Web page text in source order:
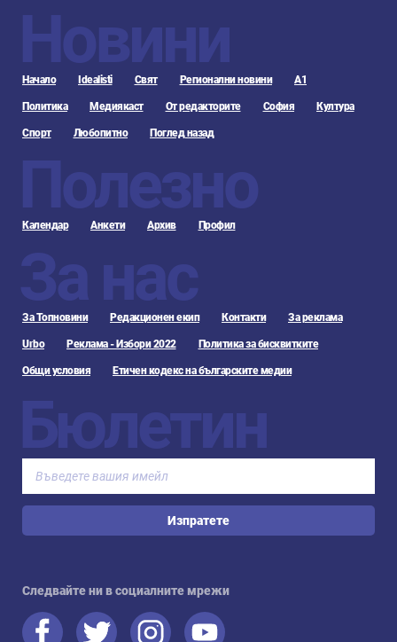
Новини
Начало Idealisti Свят Регионални новини А1
Политика Медиякаст От редакторите София Култура
Спорт Любопитно Поглед назад
Полезно
Календар Анкети Архив Профил
За нас
За Топновини Редакционен екип Контакти За реклама
Urbo Реклама - Избори 2022 Политика за бисквитките
Общи условия Етичен кодекс на българските медии
Бюлетин
Изпратете
Следвайте ни в социалните мрежи